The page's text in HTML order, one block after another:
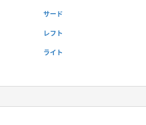
サード
レフト
ライト